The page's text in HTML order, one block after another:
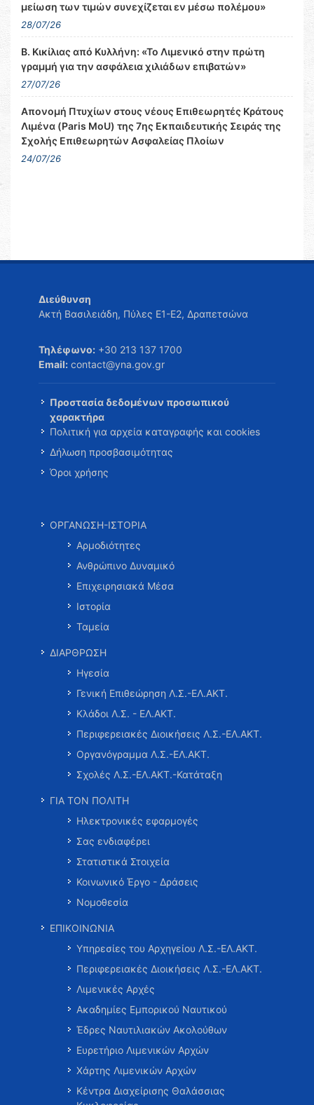
μείωση των τιμών συνεχίζεται εν μέσω πολέμου»
28/07/26
Β. Κικίλιας από Κυλλήνη: «Το Λιμενικό στην πρώτη
γραμμή για την ασφάλεια χιλιάδων επιβατών»
27/07/26
Απονομή Πτυχίων στους νέους Επιθεωρητές Κράτους
Λιμένα (Paris MoU) της 7ης Εκπαιδευτικής Σειράς της
Σχολής Επιθεωρητών Ασφαλείας Πλοίων
24/07/26
Διεύθυνση
Ακτή Βασιλειάδη, Πύλες Ε1-Ε2, Δραπετσώνα
Τηλέφωνο: +30 213 137 1700
Email: contact@yna.gov.gr
Προστασία δεδομένων προσωπικού
χαρακτήρα
Πολιτική για αρχεία καταγραφής και cookies
Δήλωση προσβασιμότητας
Όροι χρήσης
ΟΡΓΑΝΩΣΗ-ΙΣΤΟΡΙΑ
Αρμοδιότητες
Ανθρώπινο Δυναμικό
Επιχειρησιακά Μέσα
Ιστορία
Ταμεία
ΔΙΑΡΘΡΩΣΗ
Ηγεσία
Γενική Επιθεώρηση Λ.Σ.-ΕΛ.ΑΚΤ.
Κλάδοι Λ.Σ. - ΕΛ.ΑΚΤ.
Περιφερειακές Διοικήσεις Λ.Σ.-ΕΛ.ΑΚΤ.
Οργανόγραμμα Λ.Σ.-ΕΛ.ΑΚΤ.
Σχολές Λ.Σ.-ΕΛ.ΑΚΤ.-Κατάταξη
ΓΙΑ ΤΟΝ ΠΟΛΙΤΗ
Ηλεκτρονικές εφαρμογές
Σας ενδιαφέρει
Στατιστικά Στοιχεία
Κοινωνικό Έργο - Δράσεις
Νομοθεσία
ΕΠΙΚΟΙΝΩΝΙΑ
Υπηρεσίες του Αρχηγείου Λ.Σ.-ΕΛ.ΑΚΤ.
Περιφερειακές Διοικήσεις Λ.Σ.-ΕΛ.ΑΚΤ.
Λιμενικές Αρχές
Ακαδημίες Εμπορικού Ναυτικού
Έδρες Ναυτιλιακών Ακολούθων
Ευρετήριο Λιμενικών Αρχών
Χάρτης Λιμενικών Αρχών
Κέντρα Διαχείρισης Θαλάσσιας